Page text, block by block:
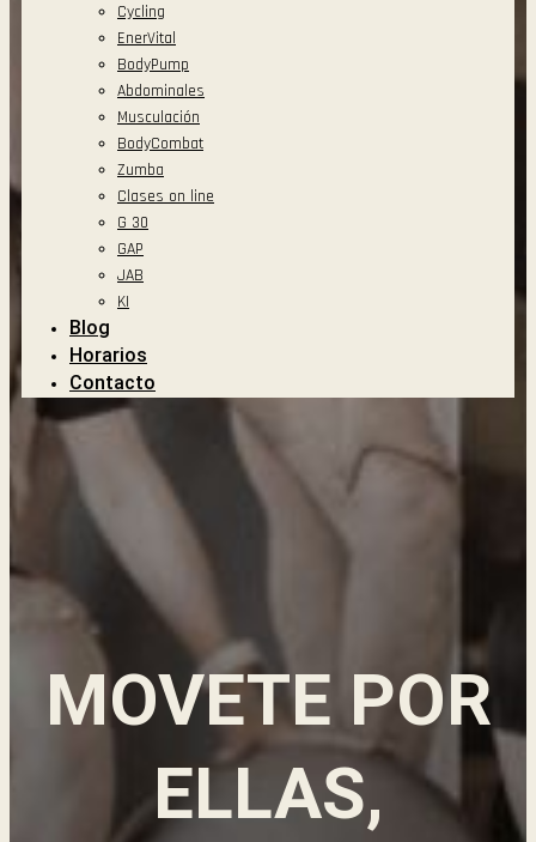
Cycling
EnerVital
BodyPump
Abdominales
Musculación
BodyCombat
Zumba
Clases on line
G 30
GAP
JAB
KI
Blog
Horarios
Contacto
MOVETE POR
ELLAS,